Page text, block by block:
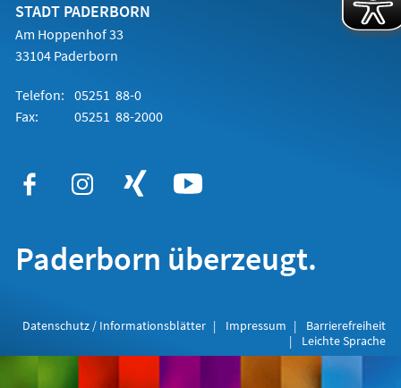
STADT PADERBORN
Am Hoppenhof 33
33104 Paderborn
Telefon: 05251 88-0
Fax:
05251 88-2000
Paderborn überzeugt.
Datenschutz / Informationsblätter Impressum
Barrierefreiheit
Leichte Sprache